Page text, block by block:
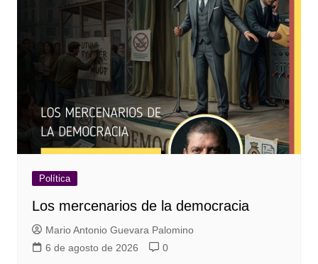
Política
Los mercenarios de la democracia
Mario Antonio Guevara Palomino
6 de agosto de 2026
0